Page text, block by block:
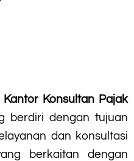
Kantor Konsultan Pajak
berdiri dengan tujuan
dan konsultasi
berkaitan dengan